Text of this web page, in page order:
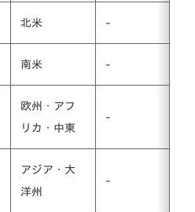
北米 -
南米 -
欧州・アフ
リカ・中東
-
アジア・大
洋州
-